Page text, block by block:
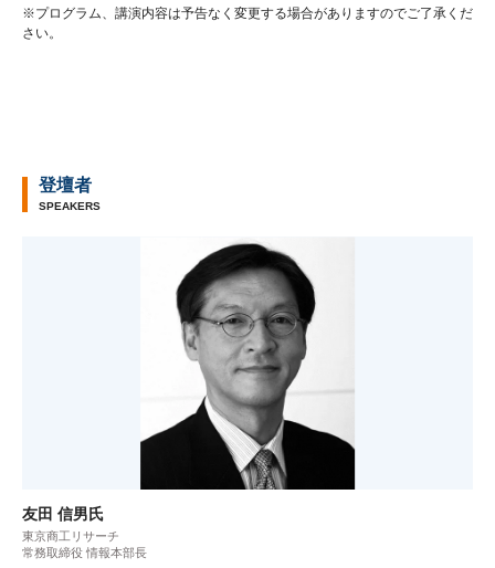
※プログラム、講演内容は予告なく変更する場合がありますのでご了承くだ
さい。
登壇者
SPEAKERS
友田 信男氏
東京商工リサーチ
常務取締役 情報本部長